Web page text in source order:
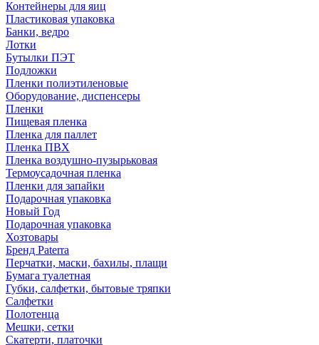
Контейнеры для яиц
Пластиковая упаковка
Банки, ведро
Лотки
Бутылки ПЭТ
Подложки
Пленки полиэтиленовые
Оборудование, диспенсеры
Пленки
Пищевая пленка
Пленка для паллет
Пленка ПВХ
Пленка воздушно-пузырьковая
Термоусадочная пленка
Пленки для запайки
Подарочная упаковка
Новый Год
Подарочная упаковка
Хозтовары
Бренд Paterra
Перчатки, маски, бахилы, плащи
Бумага туалетная
Губки, салфетки, бытовые тряпки
Салфетки
Полотенца
Мешки, сетки
Скатерти, платочки